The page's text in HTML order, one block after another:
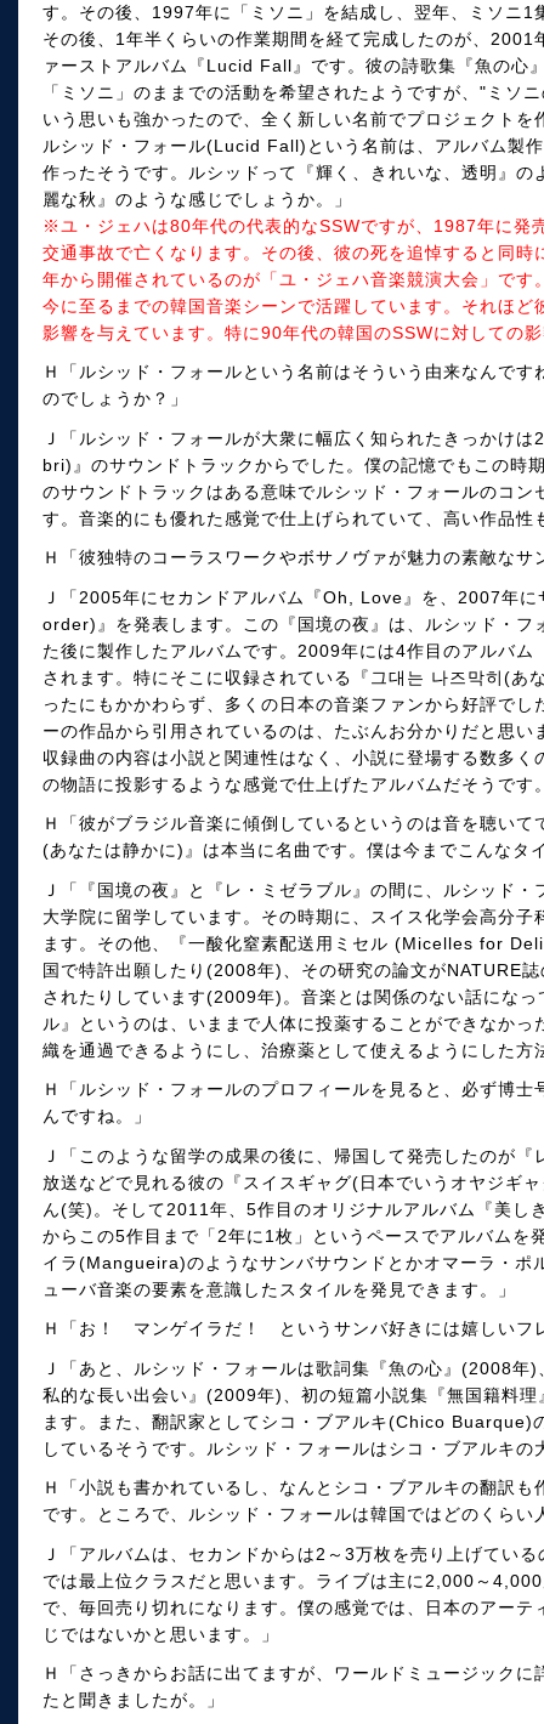
す。その後、1997年に「ミソニ」を結成し、翌年、ミソニ
その後、1年半くらいの作業期間を経て完成したのが、
ァーストアルバム『Lucid Fall』です。彼の詩歌集『魚の心
「ミソニ」のままでの活動を希望されたようですが、"ミソ
いう思いも強かったので、全く新しい名前でプロジェクト
ルシッド・フォール(Lucid Fall)という名前は、アルバム製
作ったそうです。ルシッドって『輝く、きれいな、透明』
麗な秋』のような感じでしょうか。」
※ユ・ジェハは80年代の代表的なSSWですが、1987年に発
交通事故で亡くなります。その後、彼の死を追悼すると同
年から開催されているのが「ユ・ジェハ音楽競演大会」で
今に至るまでの韓国音楽シーンで活躍しています。それほ
影響を与えています。特に90年代の韓国のSSWに対しての
Ｈ「ルシッド・フォールという名前はそういう由来なんで
のでしょうか？」
Ｊ「ルシッド・フォールが大衆に幅広く知られたきっかけ
bri)』のサウンドトラックからでした。僕の記憶でもこの時
のサウンドトラックはある意味でルシッド・フォールのコ
す。音楽的にも優れた感覚で仕上げられていて、高い作品性
Ｈ「彼独特のコーラスワークやボサノヴァが魅力の素敵なサ
Ｊ「2005年にセカンドアルバム『Oh, Love』を、2007年
order)』を発表します。この『国境の夜』は、ルシッド・フ
た後に製作したアルバムです。2009年には4作目のアルバ
されます。特にそこに収録されている『그대는 나즈막히(あ
ったにもかかわらず、多くの日本の音楽ファンから好評で
ーの作品から引用されているのは、たぶんお分かりだと思
収録曲の内容は小説と関連性はなく、小説に登場する数多
の物語に投影するような感覚で仕上げたアルバムだそうです
Ｈ「彼がブラジル音楽に傾倒しているというのは音を聴い
(あなたは静かに)』は本当に名曲です。僕は今までこんなタ
Ｊ「『国境の夜』と『レ・ミゼラブル』の間に、ルシッド
大学院に留学しています。その時期に、スイス化学会高分
ます。その他、『一酸化窒素配送用ミセル (Micelles for
国で特許出願したり(2008年)、その研究の論文がNATURE
されたりしています(2009年)。音楽とは関係のない話にな
ル』というのは、いままで人体に投薬することができなか
織を通過できるようにし、治療薬として使えるようにした方
Ｈ「ルシッド・フォールのプロフィールを見ると、必ず博
んですね。」
Ｊ「このような留学の成果の後に、帰国して発売したのが
放送などで見れる彼の『スイスギャグ(日本でいうオヤジギ
ん(笑)。そして2011年、5作目のオリジナルアルバム『美し
からこの5作目まで「2年に1枚」というペースでアルバムを
イラ(Mangueira)のようなサンバサウンドとかオマーラ・
ューバ音楽の要素を意識したスタイルを発見できます。」
Ｈ「お！ マンゲイラだ！ というサンバ好きには嬉しいフ
Ｊ「あと、ルシッド・フォールは歌詞集『魚の心』(2008
私的な長い出会い』(2009年)、初の短篇小説集『無国籍料
ます。また、翻訳家としてシコ・ブアルキ(Chico
しているそうです。ルシッド・フォールはシコ・ブアルキの
Ｈ「小説も書かれているし、なんとシコ・ブアルキの翻訳
です。ところで、ルシッド・フォールは韓国ではどのくらい
Ｊ「アルバムは、セカンドからは2～3万枚を売り上げてい
では最上位クラスだと思います。ライブは主に2,000～
で、毎回売り切れになります。僕の感覚では、日本のアー
じではないかと思います。」
Ｈ「さっきからお話に出てますが、ワールドミュージック
たと聞きましたが。」